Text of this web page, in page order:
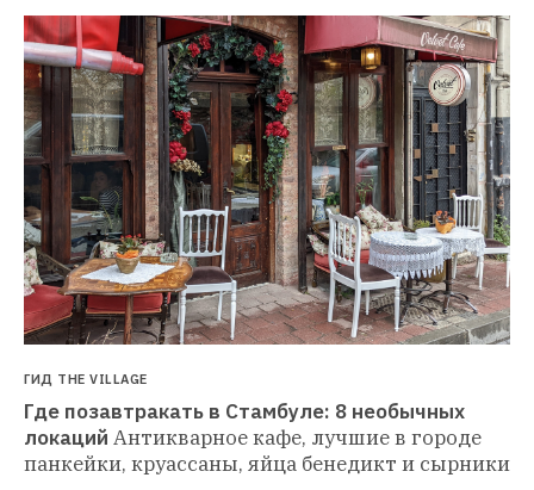
ГИД THE VILLAGE
Где позавтракать в Стамбуле: 8 необычных
локаций Антикварное кафе, лучшие в городе
панкейки, круассаны, яйца бенедикт и сырники